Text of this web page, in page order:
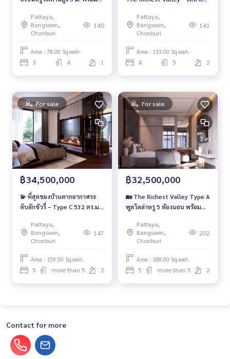
บ้านคุณ”
Pattaya,
Bangsaen,
Chonburi
140
Area : 78.00 Sq.wah.
3 4 1
High-End💰 ราคาเริ่มต้นเพียง
23.5 ล้านบาท
Pattaya,
Bangsaen,
Chonburi
141
Area : 133.00 Sq.wah.
4 5 2
For sale
฿34,500,000
💫 ที่สุดของบ้านตากอากาศระ
ดับลักชัวรี่ – Type C 532 ตร.ม.
ValleyPattaya,
Bangsaen,
Chonburi
147
Area : 159.50 Sq.wah.
5 more than 5 2
For sale
฿32,500,000
🏡 The Richest Valley Type A
พูลวิลล่าหรู 5 ห้องนอน พร้อม
ตร.วา | พื้นที่ใช้สอย 752 ตร.ม. |
📍 ใกล้ Siam Country Club &
Pattaya,
Bangsaen,
Chonburi
202
Area : 188.00 Sq.wah.
5 more than 5 2
Contact for more